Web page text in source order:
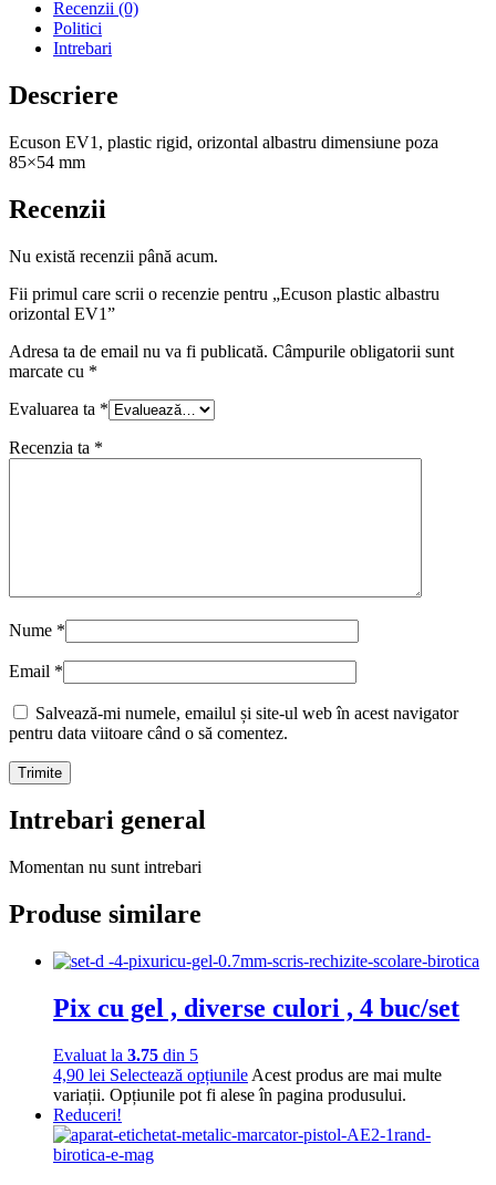
Recenzii (0)
Politici
Intrebari
Descriere
Ecuson EV1, plastic rigid, orizontal albastru dimensiune poza
85×54 mm
Recenzii
Nu există recenzii până acum.
Fii primul care scrii o recenzie pentru „Ecuson plastic albastru
orizontal EV1”
Adresa ta de email nu va fi publicată. Câmpurile obligatorii sunt
marcate cu *
Evaluarea ta *
Recenzia ta *
Nume *
Email *
Salvează-mi numele, emailul și site-ul web în acest navigator
pentru data viitoare când o să comentez.
Intrebari general
Momentan nu sunt intrebari
Produse similare
Pix cu gel , diverse culori , 4 buc/set
Evaluat la 3.75 din 5
4,90 lei Selectează opțiunile Acest produs are mai multe
variații. Opțiunile pot fi alese în pagina produsului.
Reduceri!